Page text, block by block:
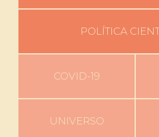
POLÍTICA
COVID-19
UNIVERSO